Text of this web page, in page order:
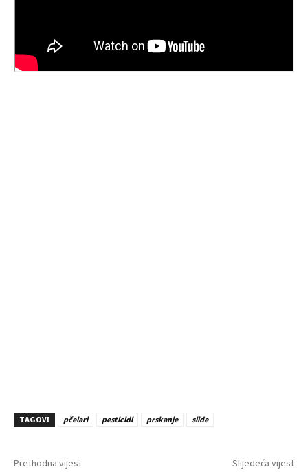
TAGOVI pčelari pesticidi prskanje slide
Prethodna vijest Slijedeća vijest